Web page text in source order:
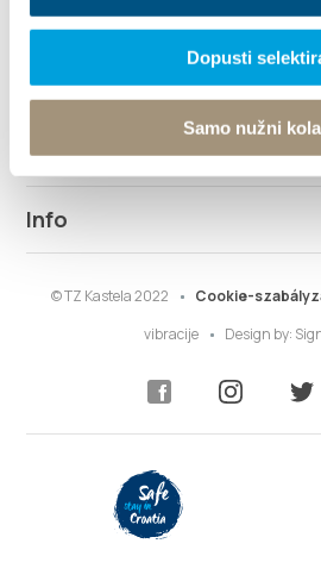
Dopusti
Samo nužni
Vizsgálja meg
Rendeltetési hely
Mit kell tenni?
Info
© TZ Kastela 2022 Cookie-
vibracije
Design by: